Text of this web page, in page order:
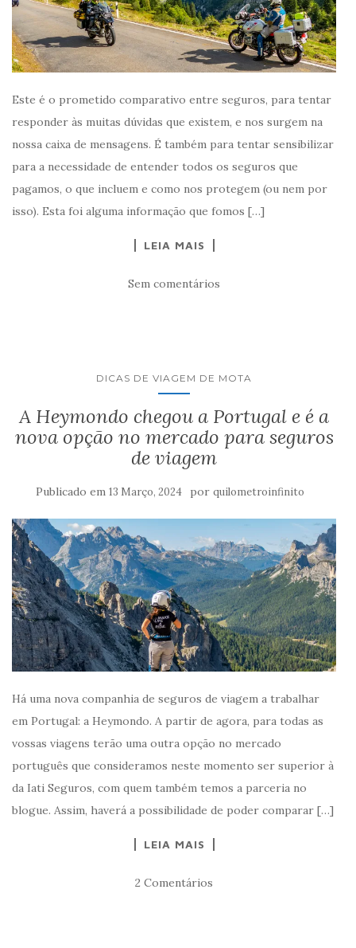
Este é o prometido comparativo entre seguros, para tentar
responder às muitas dúvidas que existem, e nos surgem na
nossa caixa de mensagens. É também para tentar sensibilizar
para a necessidade de entender todos os seguros que
pagamos, o que incluem e como nos protegem (ou nem por
isso). Esta foi alguma informação que fomos […]
LEIA MAIS
Sem comentários
DICAS DE VIAGEM DE MOTA
A Heymondo chegou a Portugal e é a
nova opção no mercado para seguros
de viagem
Publicado em 13 Março, 2024 por quilometroinfinito
Há uma nova companhia de seguros de viagem a trabalhar
em Portugal: a Heymondo. A partir de agora, para todas as
vossas viagens terão uma outra opção no mercado
português que consideramos neste momento ser superior à
da Iati Seguros, com quem também temos a parceria no
blogue. Assim, haverá a possibilidade de poder comparar […]
LEIA MAIS
2 Comentários